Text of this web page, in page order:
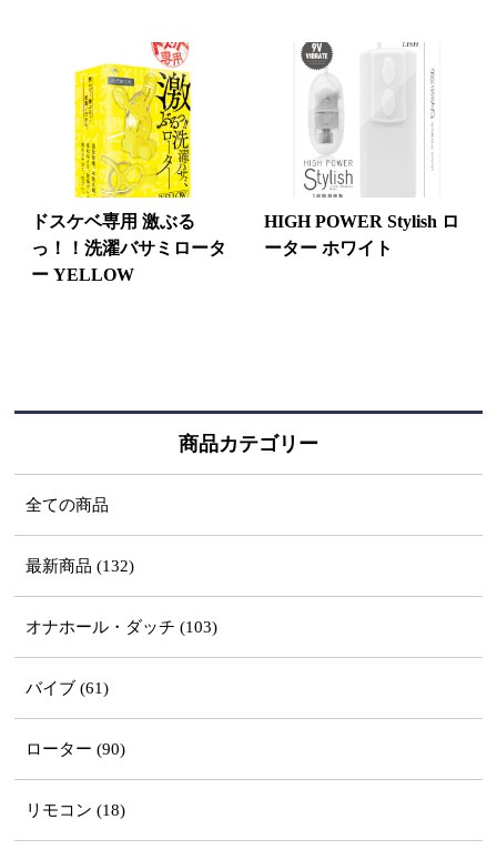
ドスケベ専用 激ぶる
っ！！洗濯バサミロータ
ー YELLOW
HIGH POWER Stylish ロ
ーター ホワイト
商品カテゴリー
全ての商品
最新商品 (132)
オナホール・ダッチ (103)
バイブ (61)
ローター (90)
リモコン (18)